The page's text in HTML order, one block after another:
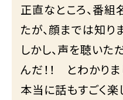
正直なところ、番組
たが、顔までは知り
しかし、声を聴い
んだ！！ とわかりま
本当に話もすごく楽